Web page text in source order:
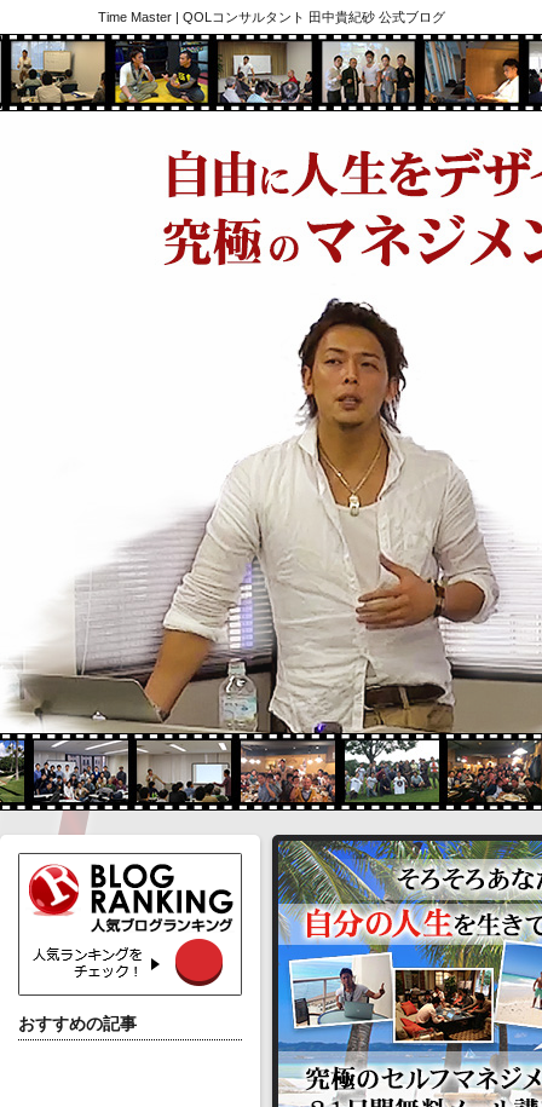
Time Master | QOLコンサルタント 田中貴紀砂 公式ブログ
おすすめの記事